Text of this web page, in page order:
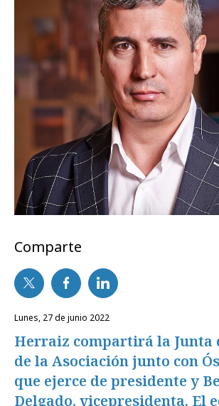
Comparte
lunes, 27 de junio 2022
Herraiz compartirá la Junta
de la Asociación junto con
que ejerce de presidente y
Delgado, vicepresidenta. El